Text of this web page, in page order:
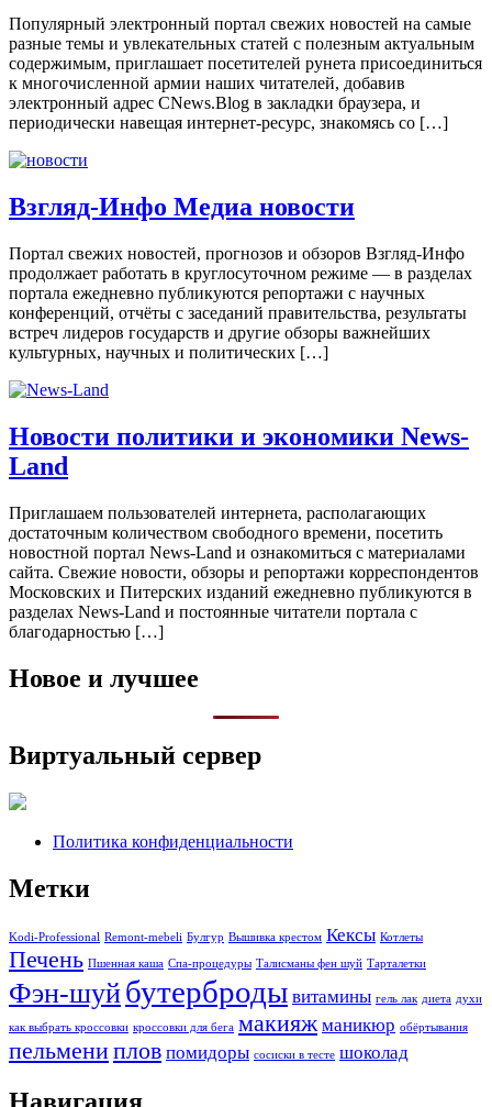
Популярный электронный портал свежих новостей на самые
разные темы и увлекательных статей с полезным актуальным
содержимым, приглашает посетителей рунета присоединиться
к многочисленной армии наших читателей, добавив
электронный адрес CNews.Blog в закладки браузера, и
периодически навещая интернет-ресурс, знакомясь со […]
Взгляд-Инфо Медиа новости
Портал свежих новостей, прогнозов и обзоров Взгляд-Инфо
продолжает работать в круглосуточном режиме — в разделах
портала ежедневно публикуются репортажи с научных
конференций, отчёты с заседаний правительства, результаты
встреч лидеров государств и другие обзоры важнейших
культурных, научных и политических […]
Новости политики и экономики News-
Land
Приглашаем пользователей интернета, располагающих
достаточным количеством свободного времени, посетить
новостной портал News-Land и ознакомиться с материалами
сайта. Свежие новости, обзоры и репортажи корреспондентов
Московских и Питерских изданий ежедневно публикуются в
разделах News-Land и постоянные читатели портала с
благодарностью […]
Новое и лучшее
Виртуальный сервер
Политика конфиденциальности
Метки
Kodi-Professional Remont-mebeli Булгур Вышивка крестом Кексы Котлеты
Печень Пшенная каша Спа-процедуры Талисманы фен шуй Тарталетки
Фэн-шуйбутерброды витамины гель лак диета духи
как выбрать кроссовки кроссовки для бега макияж маникюр обёртывания
пельмениплов помидоры сосиски в тесте шоколад